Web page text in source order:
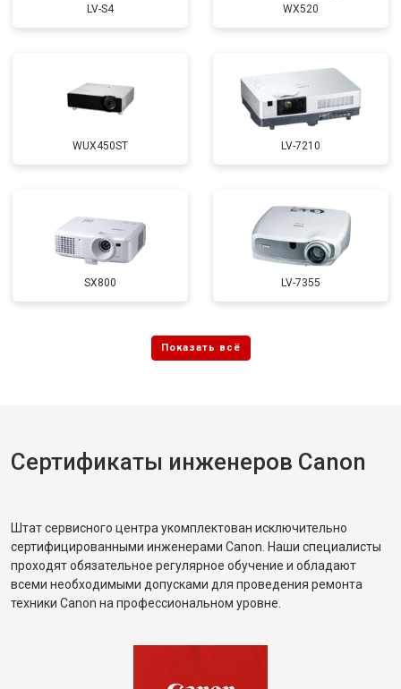
LV-S4 WX520
WUX450ST LV-7210
SX800 LV-7355
Сертификаты инженеров Canon
Штат сервисного центра укомплектован исключительно
сертифицированными инженерами Canon. Наши специалисты
проходят обязательное регулярное обучение и обладают
всеми необходимыми допусками для проведения ремонта
техники Canon на профессиональном уровне.